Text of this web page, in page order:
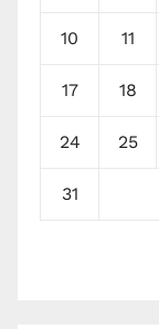
10 11
17 18
24 25
31